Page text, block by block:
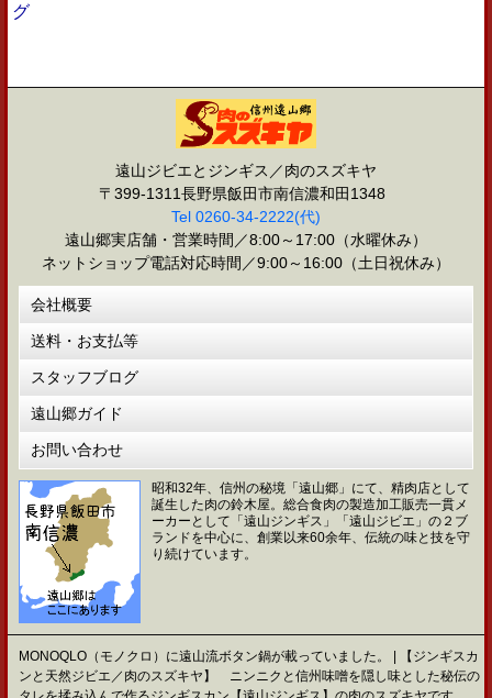
グ
遠山ジビエとジンギス／肉のスズキヤ
〒399-1311長野県飯田市南信濃和田1348
Tel 0260-34-2222(代)
遠山郷実店舗・営業時間／8:00～17:00（水曜休み）
ネットショップ電話対応時間／9:00～16:00（土日祝休み）
会社概要
送料・お支払等
スタッフブログ
遠山郷ガイド
お問い合わせ
昭和32年、信州の秘境「遠山郷」にて、精肉店として
誕生した肉の鈴木屋。総合食肉の製造加工販売一貫メ
ーカーとして「遠山ジンギス」「遠山ジビエ」の２ブ
ランドを中心に、創業以来60余年、伝統の味と技を守
り続けています。
MONOQLO（モノクロ）に遠山流ボタン鍋が載っていました。 | 【ジンギスカ
ンと天然ジビエ／肉のスズキヤ】 ニンニクと信州味噌を隠し味とした秘伝の